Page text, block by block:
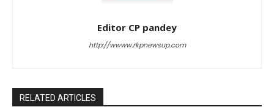
Editor CP pandey
http://wwww.rkpnewsup.com
RELATED ARTICLES